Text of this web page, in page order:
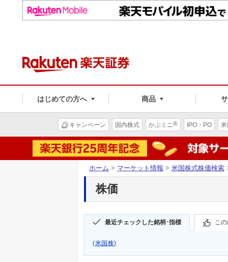
はじめての方へ 商品
キャンペーン 国内株式 かぶミニ® IPO・PO
ホーム > マーケット情報 > 米国株式株価検索
株価
最近チェックした銘柄･指標 こ
(米国株)